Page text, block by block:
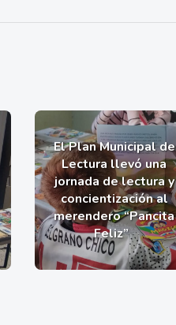
El Plan Municipal de
Lectura llevó una
jornada de lectura y
concientización al
merendero “Pancita
Feliz”